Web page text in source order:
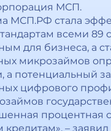
МСП.
МСП.РФ стала
всеми 89
для бизнеса, а
микрозаймов
а потенциальный
цифрового
процентная
кредитам», –